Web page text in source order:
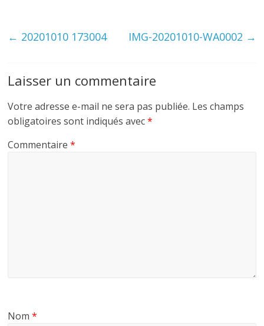
← 20201010 173004 IMG-20201010-WA0002 →
Laisser un commentaire
Votre adresse e-mail ne sera pas publiée. Les champs
obligatoires sont indiqués avec*
Commentaire*
Nom*